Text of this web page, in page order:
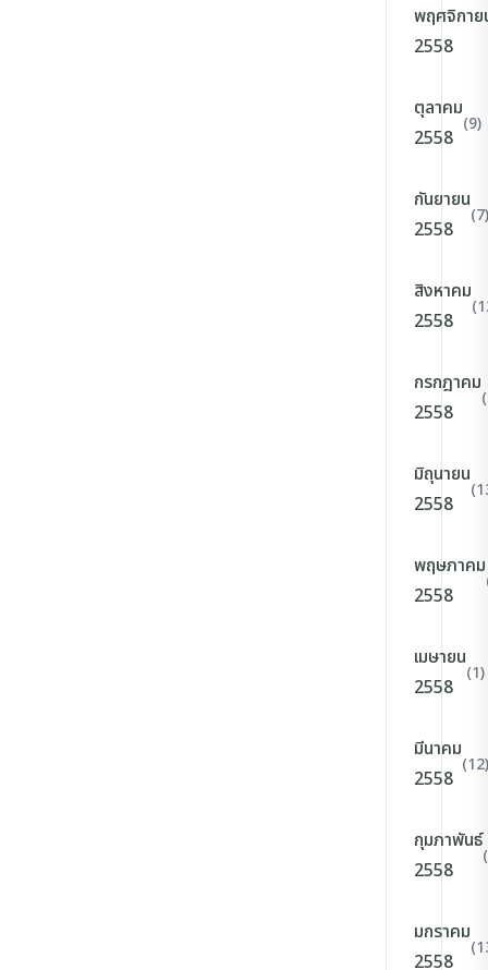
พฤศจิกาย
2558
ตุลาคม
2558
(9)
กันยายน
2558
(7)
สิงหาคม
2558
กรกฎาคม
2558
มิถุนายน
2558
พฤษภาคม
2558
เมษายน
2558
(1)
มีนาคม
2558
(12)
กุมภาพันธ์
2558
มกราคม
2558